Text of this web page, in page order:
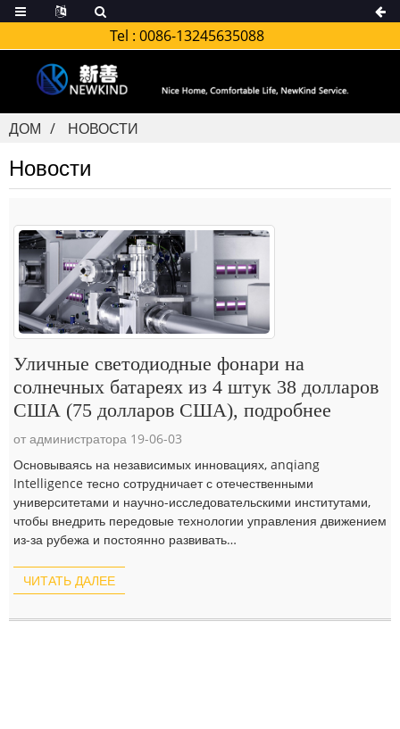
Tel : 0086-13245635088
ДОМ НОВОСТИ
Новости
Уличные светодиодные фонари на
солнечных батареях из 4 штук 38 долларов
США (75 долларов США), подробнее
от администратора 19-06-03
Основываясь на независимых инновациях, anqiang
Intelligence тесно сотрудничает с отечественными
университетами и научно-исследовательскими институтами,
чтобы внедрить передовые технологии управления движением
из-за рубежа и постоянно развивать…
ЧИТАТЬ ДАЛЕЕ